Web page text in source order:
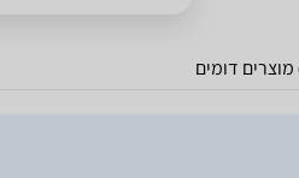
מוצרים דומים